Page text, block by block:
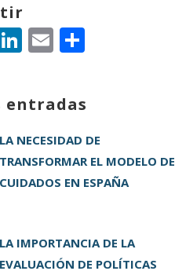
b
o
o
Li
k
e
dI
n
E
ai
l p
a
rt
ir
entradas
LA NECESIDAD DE
TRANSFORMAR EL MODELO DE
CUIDADOS EN ESPAÑA
LA IMPORTANCIA DE LA
EVALUACIÓN DE POLÍTICAS